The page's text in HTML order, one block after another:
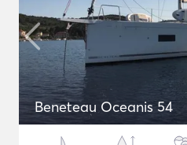
Beneteau Oceanis 54